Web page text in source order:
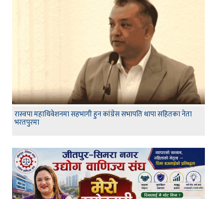
रास्वपा महाधिवेशनमा सहभागी हुन कांग्रेस सभापति थापा सहितका नेता
भरतपुरमा